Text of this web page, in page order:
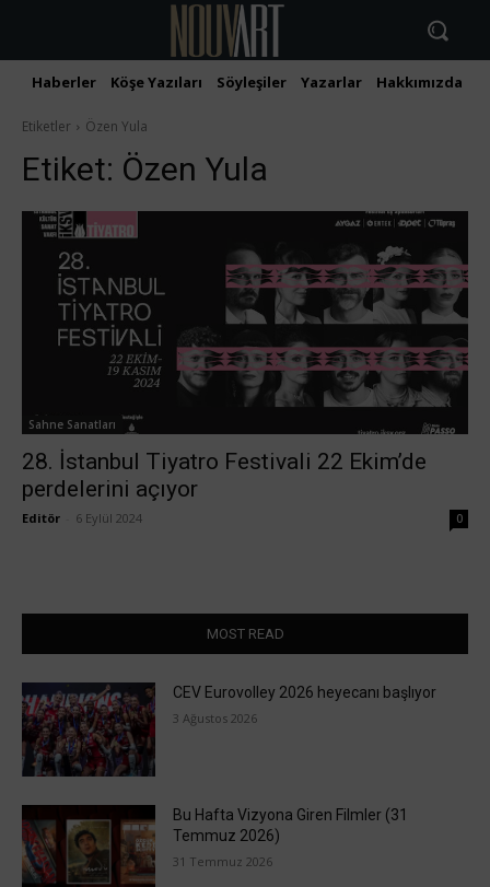
Haberler Köşe Yazıları Söyleşiler Yazarlar Hakkımızda
Etiketler Özen Yula
Etiket: Özen Yula
Sahne Sanatları
28. İstanbul Tiyatro Festivali 22 Ekim’de
perdelerini açıyor
Editör 6 Eylül 2024 0
MOST READ
CEV Eurovolley 2026 heyecanı başlıyor
3 Ağustos 2026
Bu Hafta Vizyona Giren Filmler (31
Temmuz 2026)
31 Temmuz 2026